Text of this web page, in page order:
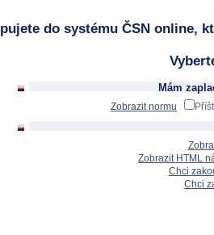
do systému ČSN online,
Mám
Zobrazit normu
Zobrazit HTML
Chci
Chci